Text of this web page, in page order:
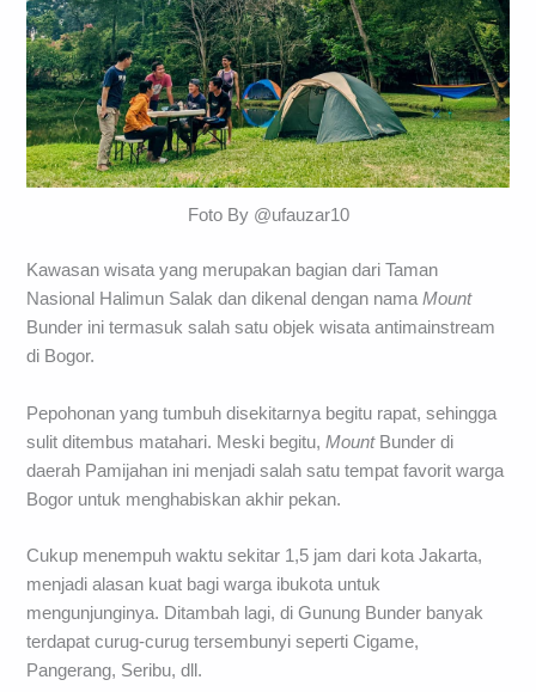
Foto By @ufauzar10
Kawasan wisata yang merupakan bagian dari Taman
Nasional Halimun Salak dan dikenal dengan namaMount
Bunder ini termasuk salah satu objek wisata antimainstream
di Bogor.
Pepohonan yang tumbuh disekitarnya begitu rapat, sehingga
sulit ditembus matahari. Meski begitu,MountBunder di
daerah Pamijahan ini menjadi salah satu tempat favorit warga
Bogor untuk menghabiskan akhir pekan.
Cukup menempuh waktu sekitar 1,5 jam dari kota Jakarta,
menjadi alasan kuat bagi warga ibukota untuk
mengunjunginya. Ditambah lagi, di Gunung Bunder banyak
terdapat curug-curug tersembunyi seperti Cigame,
Pangerang, Seribu, dll.